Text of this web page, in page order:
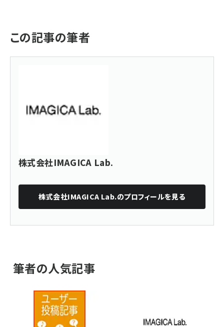
この記事の筆者
株式会社IMAGICA Lab.
株式会社IMAGICA Lab.のプロフィールを見る
筆者の人気記事